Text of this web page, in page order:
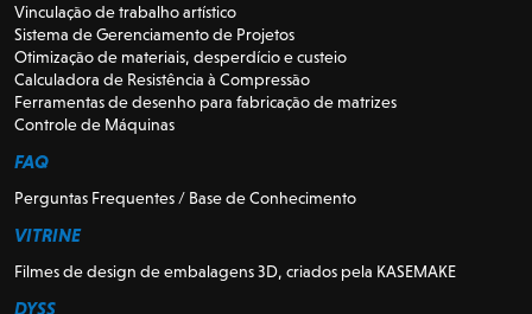
Vinculação de trabalho artístico
Sistema de Gerenciamento de Projetos
Otimização de materiais, desperdício e custeio
Calculadora de Resistência à Compressão
Ferramentas de desenho para fabricação de matrizes
Controle de Máquinas
FAQ
Perguntas Frequentes / Base de Conhecimento
VITRINE
Filmes de design de embalagens 3D, criados pela KASEMAKE
DYSS